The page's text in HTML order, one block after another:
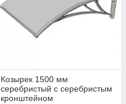
Козырек 1500 мм
серебристый с серебристым
кронштейном